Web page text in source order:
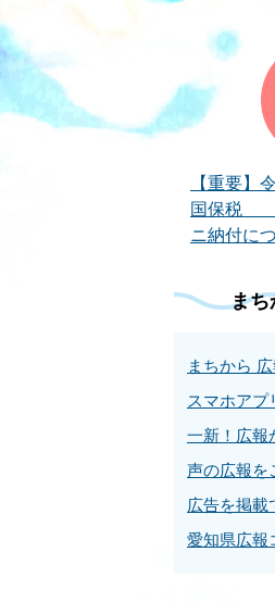
【重要】
国保税
ニ納付に
まち
まちから
スマホアプ
一新！広報
声の広報を
広告を掲載
愛知県広報